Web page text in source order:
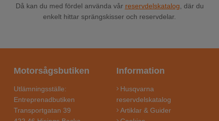
Då kan du med fördel använda vår reservdelskatalog, där du
enkelt hittar sprängskisser och reservdelar.
Motorsågsbutiken
Utlämningsställe:
Entreprenadbutiken
Transportgatan 39
Information
Husqvarna
reservdelskatalog
Artiklar & Guider